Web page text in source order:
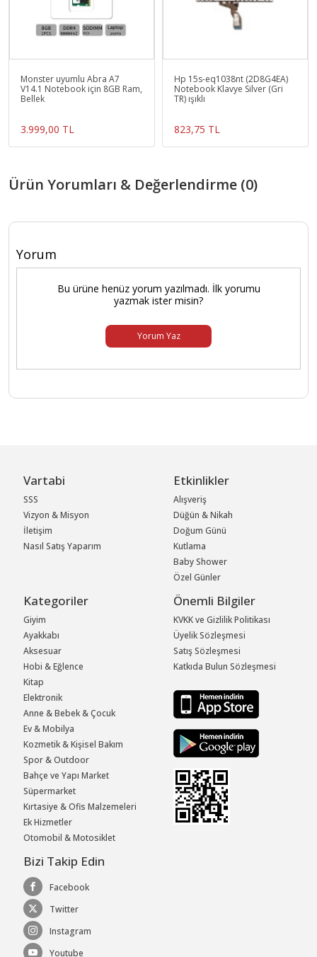
Monster uyumlu Abra A7
V14.1 Notebook için 8GB Ram,
Bellek
3.999,00 TL
Hp 15s-eq1038nt (2D8G4EA)
Notebook Klavye Silver (Gri
TR) ışıklı
823,75 TL
Ürün Yorumları & Değerlendirme (0)
Yorum
Bu ürüne henüz yorum yazılmadı. İlk yorumu
yazmak ister misin?
Yorum Yaz
Vartabi
SSS
Vizyon & Misyon
İletişim
Nasıl Satış Yaparım
Etkinlikler
Alışveriş
Düğün & Nikah
Doğum Günü
Kutlama
Baby Shower
Özel Günler
Kategoriler
Giyim
Ayakkabı
Aksesuar
Hobi & Eğlence
Kitap
Elektronik
Anne & Bebek & Çocuk
Ev & Mobilya
Kozmetik & Kişisel Bakım
Spor & Outdoor
Bahçe ve Yapı Market
Süpermarket
Kırtasiye & Ofis Malzemeleri
Ek Hizmetler
Otomobil & Motosiklet
Önemli Bilgiler
KVKK ve Gizlilik Politikası
Üyelik Sözleşmesi
Satış Sözleşmesi
Katkıda Bulun Sözleşmesi
Bizi Takip Edin
Facebook
Twitter
Instagram
Youtube